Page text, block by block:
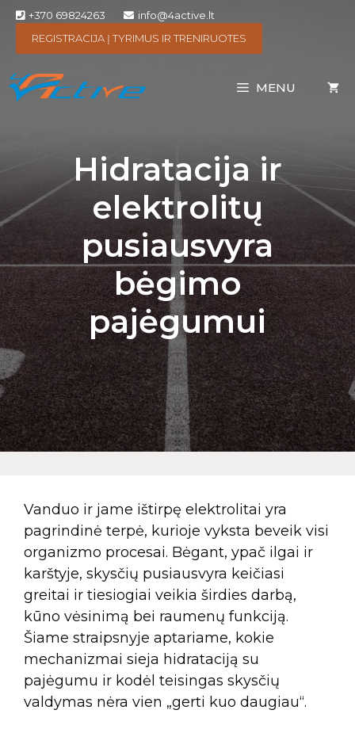
+370 69824263
info@4active.lt
REGISTRACIJA Į TYRIMUS IR TRENIRUOTES
MENU
Hidratacija ir
elektrolitų
pusiausvyra
bėgimo
pajėgumui
Vanduo ir jame ištirpę elektrolitai yra
pagrindinė terpė, kurioje vyksta beveik visi
organizmo procesai. Bėgant, ypač ilgai ir
karštyje, skysčių pusiausvyra keičiasi
greitai ir tiesiogiai veikia širdies darbą,
kūno vėsinimą bei raumenų funkciją.
Šiame straipsnyje aptariame, kokie
mechanizmai sieja hidrataciją su
pajėgumu ir kodėl teisingas skysčių
valdymas nėra vien „gerti kuo daugiau“.